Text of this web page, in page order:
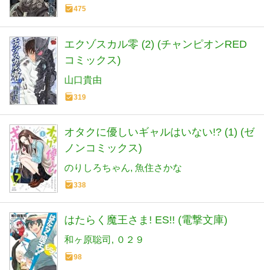
475
エクゾスカル零 (2) (チャンピオンRED
コミックス)
山口貴由
319
オタクに優しいギャルはいない!? (1) (ゼ
ノンコミックス)
のりしろちゃん 魚住さかな
338
はたらく魔王さま! ES!! (電撃文庫)
和ヶ原聡司 ０２９
98